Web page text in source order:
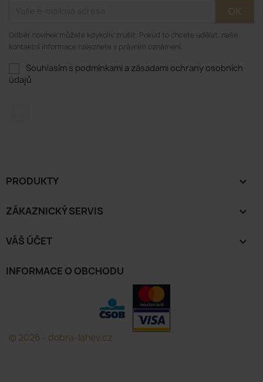
Odběr novinek můžete kdykoliv zrušit. Pokud to chcete udělat, naše
kontaktní informace naleznete v právním oznámení.
Souhlasím s podmínkami a zásadami ochrany osobních
údajů
PRODUKTY 
ZÁKAZNICKÝ SERVIS 
VÁŠ ÚČET 
INFORMACE O OBCHODU
© 2026 - dobra-lahev.cz